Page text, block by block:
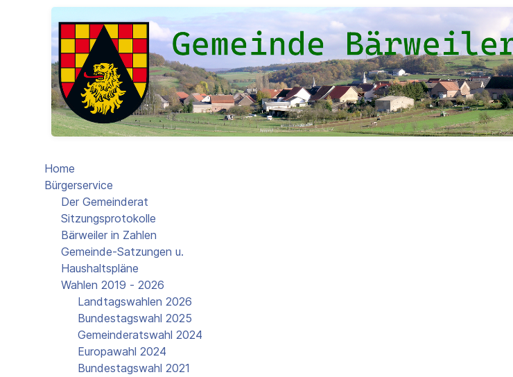
Home
Bürgerservice
Der Gemeinderat
Sitzungsprotokolle
Bärweiler in Zahlen
Gemeinde-Satzungen u.
Haushaltspläne
Wahlen 2019 - 2026
Landtagswahlen 2026
Bundestagswahl 2025
Gemeinderatswahl 2024
Europawahl 2024
Bundestagswahl 2021